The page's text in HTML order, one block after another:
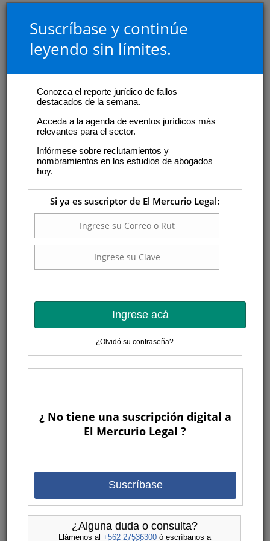
Suscríbase y continúe
leyendo sin límites.
Conozca el reporte jurídico de fallos
destacados de la semana.
Acceda a la agenda de eventos jurídicos más
relevantes para el sector.
Infórmese sobre reclutamientos y
nombramientos en los estudios de abogados
hoy.
Si ya es suscriptor de El Mercurio Legal:
Ingrese acá
¿Olvidó su contraseña?
¿ No tiene una suscripción digital a
El Mercurio Legal ?
Suscríbase
¿Alguna duda o consulta?
Llámenos al +562 27536300ó escríbanos a